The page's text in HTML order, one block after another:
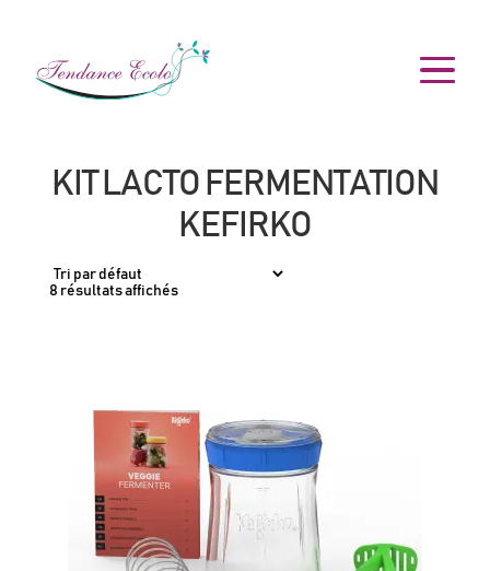
KIT LACTO FERMENTATION
KEFIRKO
8 résultats affichés